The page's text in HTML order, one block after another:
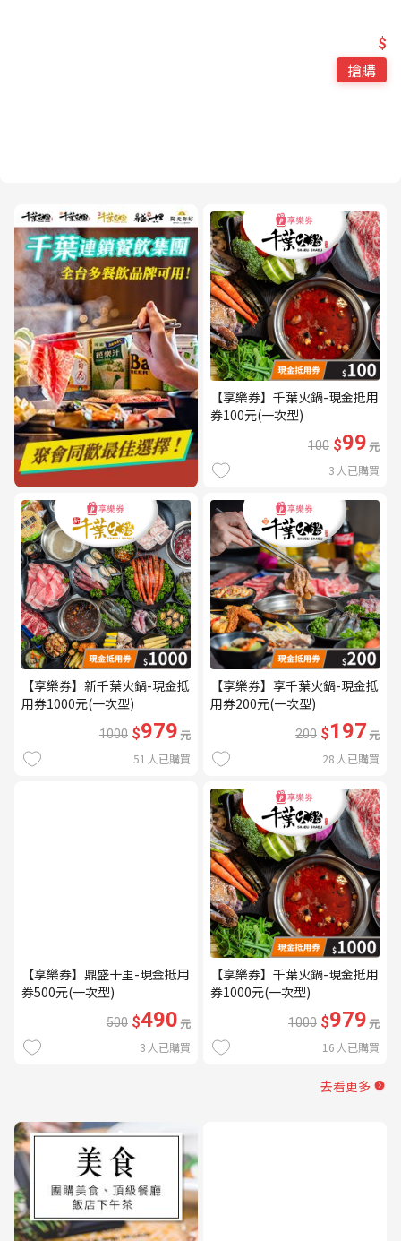
$
搶購
【享樂券】千葉火鍋-現金抵用
券100元(一次型)
100 $99元
3 人已購買
【享樂券】新千葉火鍋-現金抵
用券1000元(一次型)
1000 $979元
51 人已購買
【享樂券】享千葉火鍋-現金抵
用券200元(一次型)
200 $197元
28 人已購買
【享樂券】鼎盛十里-現金抵用
券500元(一次型)
500 $490元
3 人已購買
【享樂券】千葉火鍋-現金抵用
券1000元(一次型)
1000 $979元
16 人已購買
去看更多